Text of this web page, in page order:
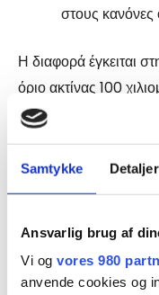
Samtykke Detaljer
Ansvarlig brug af
Vi og vores 980
anvende cookies og
στους
Η διαφορά έγκειται
όριο ακτίνας 100
κανόνες.
Εάν παραμείνετε
κανόνες.
Οι κανόνες για τις
βρίσκονται στο